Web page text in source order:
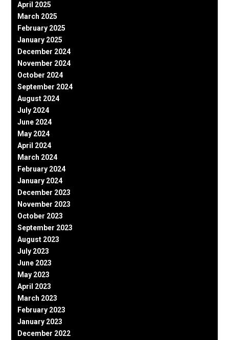
April 2025
March 2025
February 2025
January 2025
December 2024
November 2024
October 2024
September 2024
August 2024
July 2024
June 2024
May 2024
April 2024
March 2024
February 2024
January 2024
December 2023
November 2023
October 2023
September 2023
August 2023
July 2023
June 2023
May 2023
April 2023
March 2023
February 2023
January 2023
December 2022